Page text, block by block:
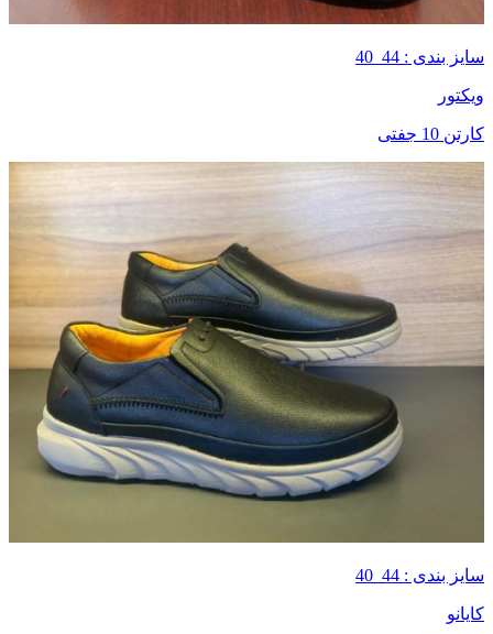
سایز بندی : 44_40
ویکتور
کارتن 10 جفتی
سایز بندی : 44_40
کایانو